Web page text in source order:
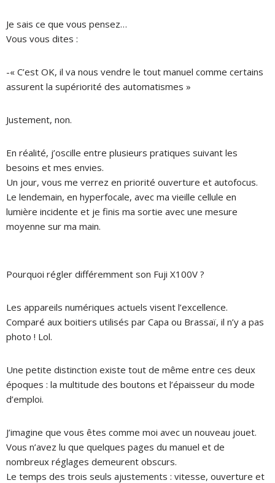
Je sais ce que vous pensez…
Vous vous dites :
-« C’est OK, il va nous vendre le tout manuel comme certains
assurent la supériorité des automatismes »
Justement, non.
En réalité, j’oscille entre plusieurs pratiques suivant les
besoins et mes envies.
Un jour, vous me verrez en priorité ouverture et autofocus.
Le lendemain, en hyperfocale, avec ma vieille cellule en
lumière incidente et je finis ma sortie avec une mesure
moyenne sur ma main.
Pourquoi régler différemment son Fuji X100V ?
Les appareils numériques actuels visent l’excellence.
Comparé aux boitiers utilisés par Capa ou Brassaï, il n’y a pas
photo ! Lol.
Une petite distinction existe tout de même entre ces deux
époques : la multitude des boutons et l’épaisseur du mode
d’emploi.
J’imagine que vous êtes comme moi avec un nouveau jouet.
Vous n’avez lu que quelques pages du manuel et de
nombreux réglages demeurent obscurs.
Le temps des trois seuls ajustements : vitesse, ouverture et